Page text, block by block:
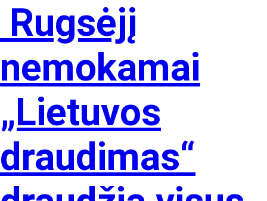
Rugsėjį
nemokamai
„Lietuvos
draudimas“